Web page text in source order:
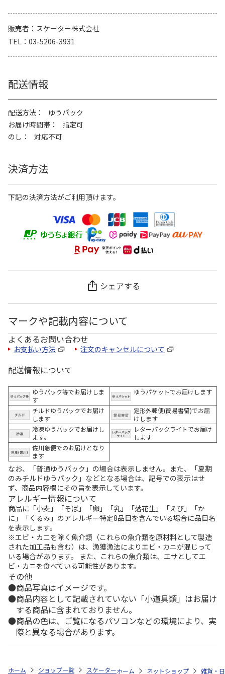
販売者
スケーター株式会社
TEL
03-5206-3931
配送情報
配送方法
ゆうパック
お届け時間帯
指定可
のし
対応不可
決済方法
下記の決済方法がご利用頂けます。
シェアする
マークや記載内容について
よくあるお問い合わせ
お支払い方法 注文のキャンセルについて
配送情報について
ゆうパック等でお届けしま
す
ゆうパケットでお届けします
チルドゆうパックでお届け
します
定形外郵便(簡易書留)でお届
けします
冷凍ゆうパックでお届けし
ます。
レターパックライトでお届け
します
佐川急便でのお届けとなり
ます
なお、「普通ゆうパック」の場合は表示しません。また、「夏期
のみチルドゆうパック」などとなる場合は、記号での表示はせ
ず、商品内容欄にその旨を表示しています。
アレルギー情報について
商品に「小麦」「そば」「卵」「乳」「落花生」「えび」「か
に」「くるみ」のアレルギー特定8品目を含んでいる場合に品目名
を表示します。
※エビ・カニを除く魚介類（これらの魚介類を原材料として製造
された加工品も含む）は、漁獲漁法によりエビ・カニが混じって
いる場合があります。 また、これらの魚介類は、エサとしてエ
ビ・カニを食べている可能性があります。
その他
商品写真はイメージです。
商品内容として記載されていない「小道具類」はお届け
する商品に含まれておりません。
商品の色は、ご覧になるパソコンなどの環境により、実
際と異なる場合があります。
ホーム ショップ一覧 スケーター フライパン深型 20cm SNOOPY
ホーム ネットショップ 雑貨・